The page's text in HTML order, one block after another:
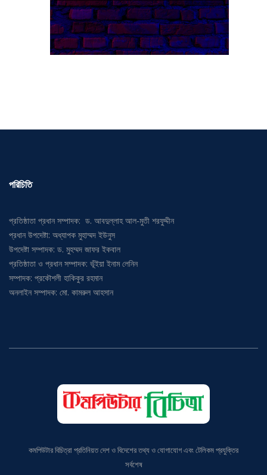
পরিচিতি
প্রতিষ্ঠাতা প্রধান সম্পাদক: ড. আবদুল্লাহ আল-মুতী শরফুদ্দীন
প্রধান উপদেষ্টা: অধ্যাপক মুহাম্মদ ইউনুস
উপদেষ্টা সম্পাদক: ড. মুহম্মদ জাফর ইকবাল
প্রতিষ্ঠাতা ও প্রধান সম্পাদক: ভূঁইয়া ইনাম লেনিন
সম্পাদক: প্রকৌশলী হাকিকুর রহমান
অনলাইন সম্পাদক: মো. কামরুল আহসান
কমপিউটার বিচিত্রা প্রতিনিয়ত দেশ ও বিদেশের তথ্য ও যোগাযোগ এবং টেলিকম প্রযুক্তির
সর্বশেষ